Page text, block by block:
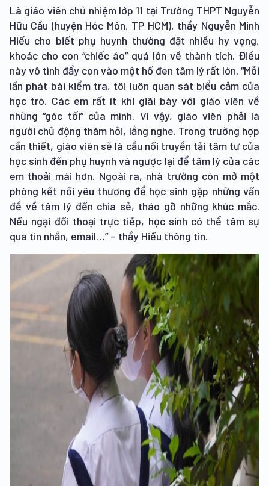
Là giáo viên chủ nhiệm lớp 11 tại Trường THPT Nguyễn
Hữu Cầu (huyện Hóc Môn, TP HCM), thầy Nguyễn Minh
Hiếu cho biết phụ huynh thường đặt nhiều hy vọng,
khoác cho con “chiếc áo” quá lớn về thành tích. Điều
này vô tình đẩy con vào một hố đen tâm lý rất lớn. “Mỗi
lần phát bài kiểm tra, tôi luôn quan sát biểu cảm của
học trò. Các em rất ít khi giãi bày với giáo viên về
những “góc tối” của mình. Vì vậy, giáo viên phải là
người chủ động thăm hỏi, lắng nghe. Trong trường hợp
cần thiết, giáo viên sẽ là cầu nối truyền tải tâm tư của
học sinh đến phụ huynh và ngược lại để tâm lý của các
em thoải mái hơn. Ngoài ra, nhà trường còn mở một
phòng kết nối yêu thương để học sinh gặp những vấn
đề về tâm lý đến chia sẻ, tháo gỡ những khúc mắc.
Nếu ngại đối thoại trực tiếp, học sinh có thể tâm sự
qua tin nhắn, email…” – thầy Hiếu thông tin.